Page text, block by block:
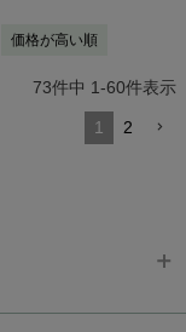
価格が高い順
73件中 1-60件表示
1 2